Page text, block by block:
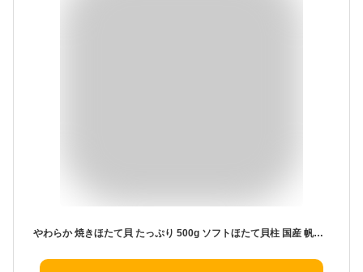
やわらか 焼きほたて貝 たっぷり 500g ソフトほたて貝柱 国産 帆立貝柱 ホタテ貝柱 大粒 干し 帆立 干貝柱 ベビーホタテ 半生 おつまみ 珍味 酒の肴 家飲み 燻製 お取り寄せグルメ soft hotate メール便